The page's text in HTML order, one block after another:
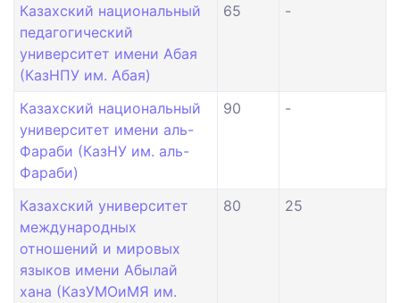
Казахский национальный
педагогический
университет имени Абая
(КазНПУ им. Абая)
65 -
Казахский национальный
университет имени аль-
Фараби (КазНУ им. аль-
Фараби)
90 -
Казахский университет
международных
отношений и мировых
языков имени Абылай
хана (КазУМОиМЯ им.
80 25